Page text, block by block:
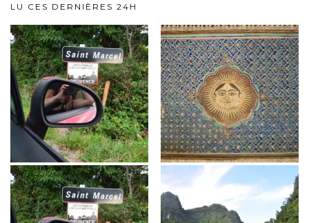
LU CES DERNIÈRES 24H